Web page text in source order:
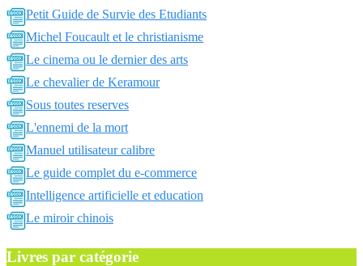
Petit Guide de Survie des Etudiants
Michel Foucault et le christianisme
Le cinema ou le dernier des arts
Le chevalier de Keramour
Sous toutes reserves
L'ennemi de la mort
Manuel utilisateur calibre
Le guide complet du e-commerce
Intelligence artificielle et education
Le miroir chinois
Livres par catégorie